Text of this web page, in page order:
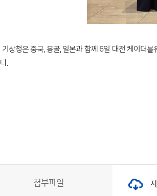
기상청은 중국, 몽골, 일본과 함께 6일 대전 케이더
다.
첨부파일